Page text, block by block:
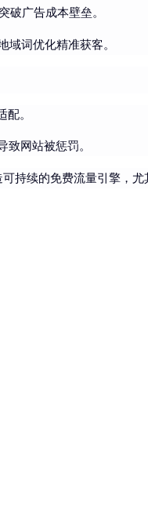
破广告成本壁垒。
域词优化精准获客。
配。
致网站被惩罚。
持续的免费流量引擎，尤